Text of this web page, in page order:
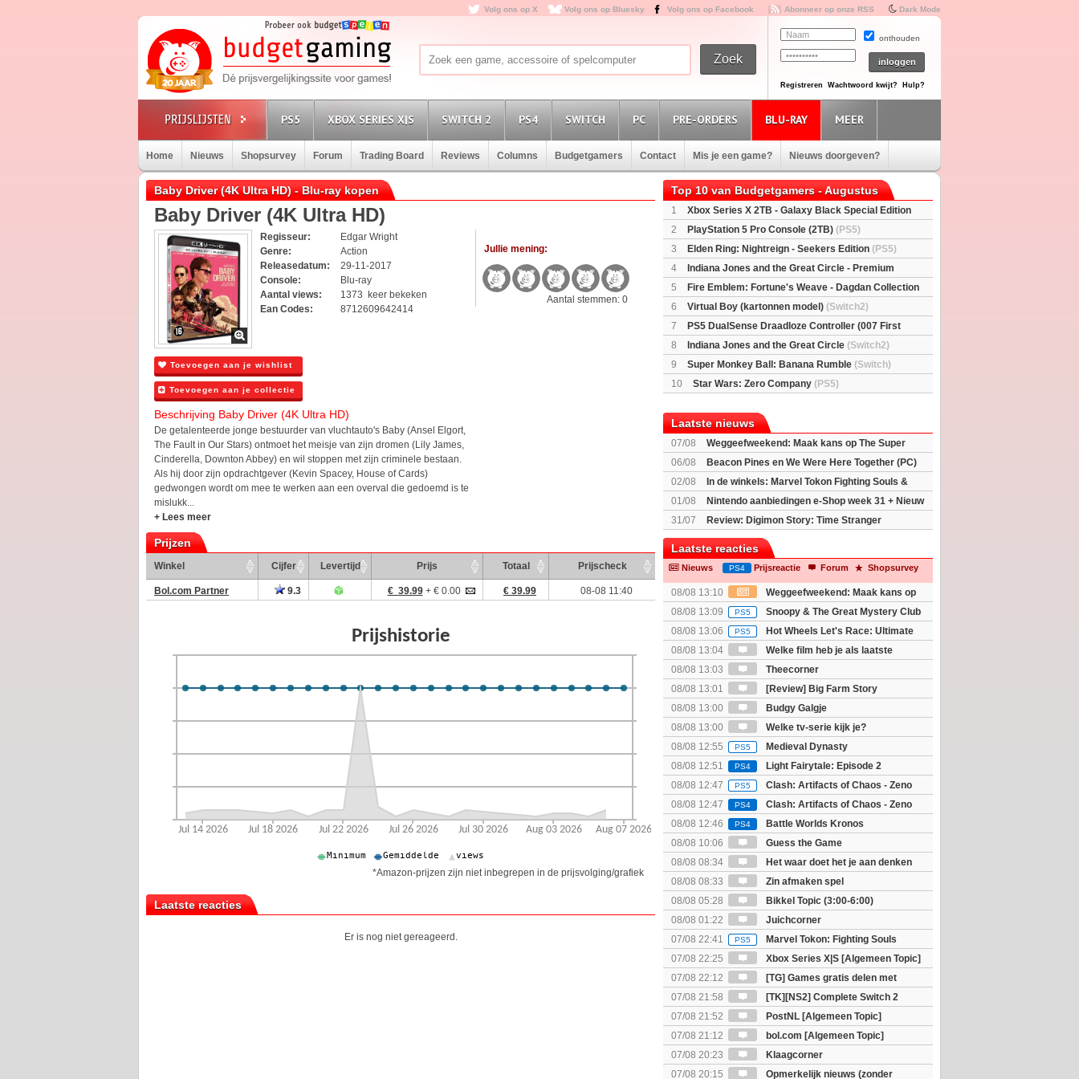
Volg ons op X Volg ons op Bluesky Volg ons op Facebook Abonneer op onze RSS Dark Mode
onthouden
Registreren Wachtwoord kwijt? Hulp?
PS5 XBOX SERIES X|S SWITCH 2 PS4 SWITCH PC PRE-ORDERS BLU-RAY MEER
Home Nieuws Shopsurvey Forum Trading Board Reviews Columns Budgetgamers Contact Mis je een game? Nieuws doorgeven?
Baby Driver (4K Ultra HD) - Blu-ray kopen
Baby Driver (4K Ultra HD)
Regisseur:
Edgar Wright
Genre:
Action
Releasedatum:
29-11-2017
Console:
Blu-ray
Aantal views:
1373 keer bekeken
Ean Codes:
8712609642414
Toevoegen aan je wishlist
Toevoegen aan je collectie
Beschrijving Baby Driver (4K Ultra HD)
De getalenteerde jonge bestuurder van vluchtauto's Baby (Ansel Elgort,
The Fault in Our Stars) ontmoet het meisje van zijn dromen (Lily James,
Cinderella, Downton Abbey) en wil stoppen met zijn criminele bestaan.
Als hij door zijn opdrachtgever (Kevin Spacey, House of Cards)
gedwongen wordt om mee te werken aan een overval die gedoemd is te
mislukk...
+ Lees meer
Jullie mening:
Aantal stemmen: 0
Prijzen
Winkel Cijfer Levertijd Prijs Totaal Prijscheck
Bol.com Partner 9.3 € 39.99+ € 0.00 € 39.99 08-08 11:40
*Amazon-prijzen zijn niet inbegrepen in de prijsvolging/grafiek
Laatste reacties
Er is nog niet gereageerd.
Top 10 van Budgetgamers - Augustus
1
Xbox Series X 2TB - Galaxy Black Special Edition
(XboxSeriesX)
2 PlayStation 5 Pro Console (2TB) (PS5)
3
Elden Ring: Nightreign - Seekers Edition (PS5)
4
Indiana Jones and the Great Circle - Premium
Edition (PS5)
5
Fire Emblem: Fortune's Weave - Dagdan Collection
(Switch2)
6 Virtual Boy (kartonnen model) (Switch2)
7
PS5 DualSense Draadloze Controller (007 First
Light Limited Edition)(PS5)
8 Indiana Jones and the Great Circle (Switch2)
9
Super Monkey Ball: Banana Rumble (Switch)
10
Star Wars: Zero Company (PS5)
Laatste nieuws
07/08
Weggeefweekend: Maak kans op The Super
Mario Galaxy movie (2x)!
06/08
Beacon Pines en We Were Here Together (PC)
Gratis
02/08
In de winkels: Marvel Tokon Fighting Souls &
Beast of Reincarnation
01/08
Nintendo aanbiedingen e-Shop week 31 + Nieuw
voor Switch 2
31/07 Review: Digimon Story: Time Stranger
Laatste reacties
Nieuws PS4 Prijsreactie Forum Shopsurvey
08/08 13:10
Weggeefweekend: Maak kans op
The Super Mario Galaxy movie (2x)!
08/08 13:09 PS5
Snoopy & The Great Mystery Club
08/08 13:06
PS5
Hot Wheels Let's Race: Ultimate
Speed!
08/08 13:04
Welke film heb je als laatste
gezien?
08/08 13:03
Theecorner
08/08 13:01
[Review] Big Farm Story
(uitgespeeld op SteamDeck)
08/08 13:00
Budgy Galgje
08/08 13:00
Welke tv-serie kijk je?
08/08 12:55
PS5
Medieval Dynasty
08/08 12:51
PS4
Light Fairytale: Episode 2
08/08 12:47
PS5
Clash: Artifacts of Chaos - Zeno
Edition
08/08 12:47 PS4
Clash: Artifacts of Chaos - Zeno
Edition
08/08 12:46 PS4
Battle Worlds Kronos
08/08 10:06
Guess the Game
08/08 08:34
Het waar doet het je aan denken
spel! (3 posts wachten!)
08/08 08:33
Zin afmaken spel
08/08 05:28
Bikkel Topic (3:00-6:00)
08/08 01:22
Juichcorner
07/08 22:41
PS5
Marvel Tokon: Fighting Souls
07/08 22:25
Xbox Series X|S [Algemeen Topic]
07/08 22:12
[TG] Games gratis delen met
elkaar.
07/08 21:58
[TK][NS2] Complete Switch 2
collectie
07/08 21:52
PostNL [Algemeen Topic]
07/08 21:12
bol.com [Algemeen Topic]
07/08 20:23
Klaagcorner
07/08 20:15
Opmerkelijk nieuws (zonder